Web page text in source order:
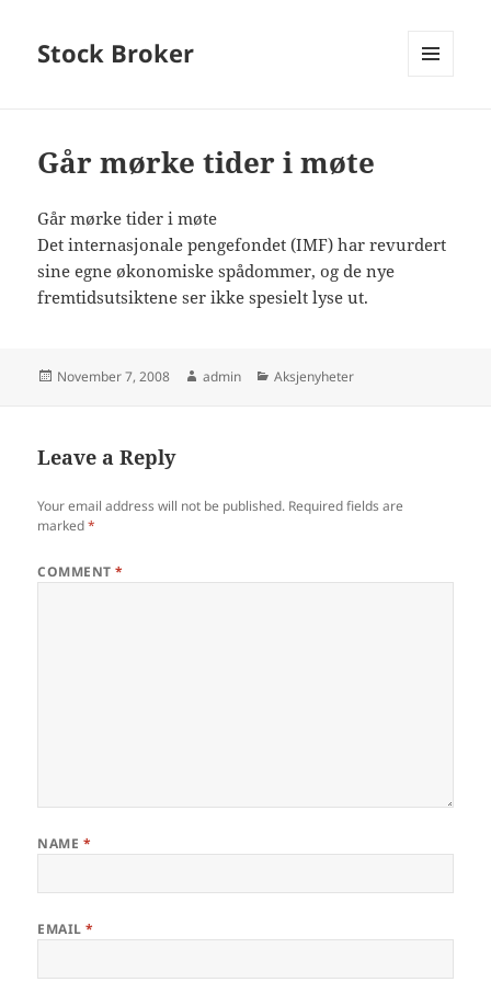
Stock Broker
Går mørke tider i møte
Går mørke tider i møte
Det internasjonale pengefondet (IMF) har revurdert
sine egne økonomiske spådommer, og de nye
fremtidsutsiktene ser ikke spesielt lyse ut.
Posted
November 7, 2008 Author
admin Categories
Aksjenyheter
Leave a Reply
Your email address will not be published. Required fields are
marked*
COMMENT*
NAME *
EMAIL*